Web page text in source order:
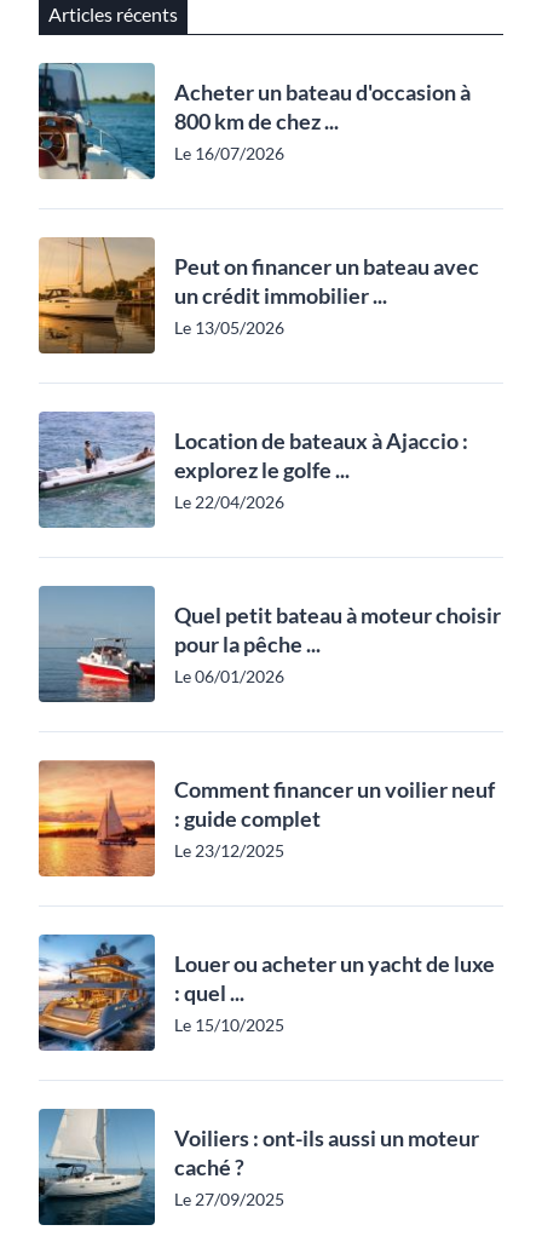
Articles récents
Acheter un bateau d'occasion à
800 km de chez ...
Le 16/07/2026
Peut on financer un bateau avec
un crédit immobilier ...
Le 13/05/2026
Location de bateaux à Ajaccio :
explorez le golfe ...
Le 22/04/2026
Quel petit bateau à moteur choisir
pour la pêche ...
Le 06/01/2026
Comment financer un voilier neuf
: guide complet
Le 23/12/2025
Louer ou acheter un yacht de luxe
: quel ...
Le 15/10/2025
Voiliers : ont-ils aussi un moteur
caché ?
Le 27/09/2025